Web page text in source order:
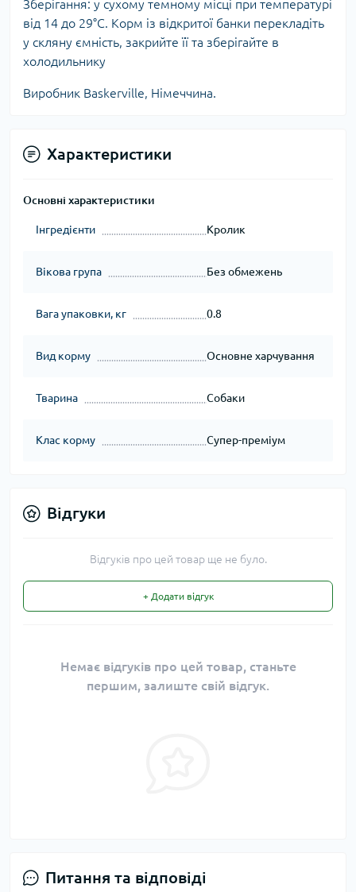
Зберігання: у сухому темному місці при температурі
від 14 до 29°С. Корм із відкритої банки перекладіть
у скляну ємність, закрийте її та зберігайте в
холодильнику
Виробник Baskerville, Німеччина.
Характеристики
Основні характеристики
Інгредієнти Кролик
Вікова група Без обмежень
Вага упаковки, кг 0.8
Вид корму Основне харчування
Тварина Собаки
Клас корму Супер-преміум
Відгуки
Відгуків про цей товар ще не було.
+ Додати відгук
Немає відгуків про цей товар, станьте
першим, залиште свій відгук.
Питання та відповіді